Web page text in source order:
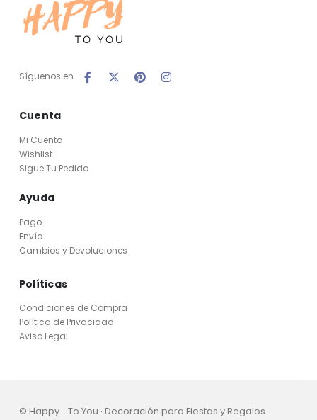
Síguenos en
Cuenta
Mi Cuenta
Wishlist
Sigue Tu Pedido
Ayuda
Pago
Envío
Cambios y Devoluciones
Políticas
Condiciones de Compra
Política de Privacidad
Aviso Legal
© Happy... To You · Decoración para Fiestas y Regalos